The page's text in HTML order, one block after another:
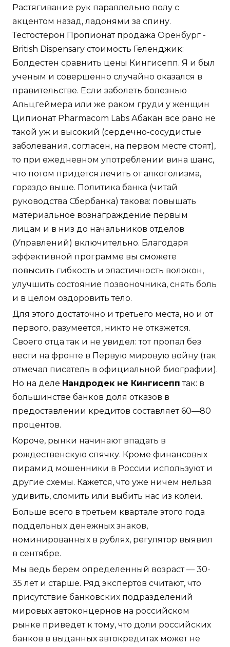
Растягивание рук параллельно полу с
акцентом назад, ладонями за спину.
Тестостерон Пропионат продажа Оренбург -
British Dispensary стоимость Геленджик:
Болдестен сравнить цены Кингисепп. Я и был
ученым и совершенно случайно оказался в
правительстве. Если заболеть болезнью
Альцгеймера или же раком груди у женщин
Ципионат Pharmacom Labs Абакан все рано не
такой уж и высокий (сердечно-сосудистые
заболевания, согласен, на первом месте стоят),
то при ежедневном употреблении вина шанс,
что потом придется лечить от алкоголизма,
гораздо выше. Политика банка (читай
руководства Сбербанка) такова: повышать
материальное вознаграждение первым
лицам и в низ до начальников отделов
(Управлений) включительно. Благодаря
эффективной программе вы сможете
повысить гибкость и эластичность волокон,
улучшить состояние позвоночника, снять боль
и в целом оздоровить тело.
Для этого достаточно и третьего места, но и от
первого, разумеется, никто не откажется.
Своего отца так и не увидел: тот пропал без
вести на фронте в Первую мировую войну (так
отмечал писатель в официальной биографии).
Но на деле Нандродек не Кингисепп так: в
большинстве банков доля отказов в
предоставлении кредитов составляет 60—80
процентов.
Короче, рынки начинают впадать в
рождественскую спячку. Кроме финансовых
пирамид мошенники в России используют и
другие схемы. Кажется, что уже ничем нельзя
удивить, сломить или выбить нас из колеи.
Больше всего в третьем квартале этого года
поддельных денежных знаков,
номинированных в рублях, регулятор выявил
в сентябре.
Мы ведь берем определенный возраст — 30-
35 лет и старше. Ряд экспертов считают, что
присутствие банковских подразделений
мировых автоконцернов на российском
рынке приведет к тому, что доли российских
банков в выданных автокредитах может не